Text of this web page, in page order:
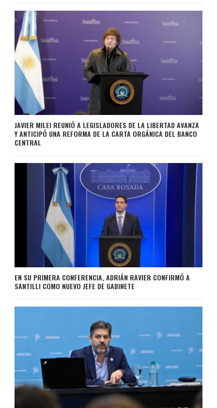
JAVIER MILEI REUNIÓ A LEGISLADORES DE LA LIBERTAD AVANZA
Y ANTICIPÓ UNA REFORMA DE LA CARTA ORGÁNICA DEL BANCO
CENTRAL
EN SU PRIMERA CONFERENCIA, ADRIÁN RAVIER CONFIRMÓ A
SANTILLI COMO NUEVO JEFE DE GABINETE